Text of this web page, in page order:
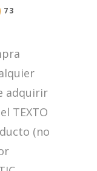
73
adquirir
TEXTO
(no